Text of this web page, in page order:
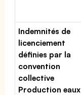
Indemnités de
licenciement
définies par la
convention
collective
Production eaux